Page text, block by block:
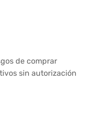
de comprar
sin autorización